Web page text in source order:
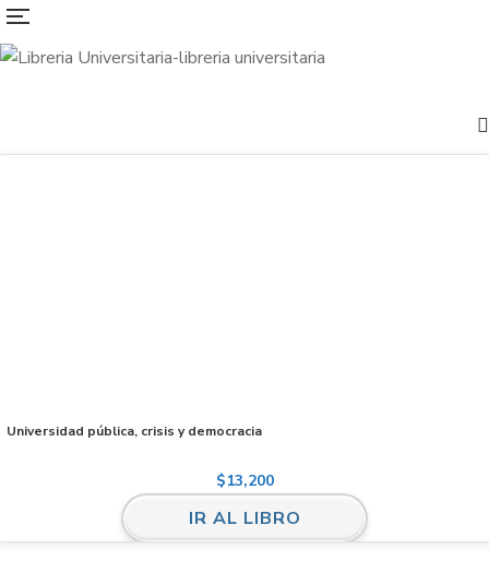
Universidad pública, crisis y democracia
$13,200
IR AL LIBRO